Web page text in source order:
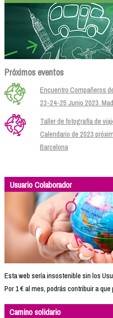
Próximos eventos
Encuentro Compañeros
23-24-25 Junio 2023.
Taller de fotografía de
Calendario de 2023
Barcelona
Usuario Colaborador
Esta web sería insostenible sin los
Por 1 € al mes, podrás contribuir a
Camino solidario